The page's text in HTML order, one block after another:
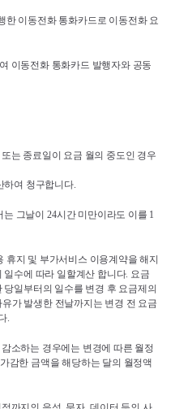
한 이동전화 통화카드로 이동전화 요
이동전화 통화카드 발행자와 공동
는 종료일이 요금 월의 중도인 경우
하여 청구합니다.
그날이 24시간 미만이라도 이를 1
휴지 및 부가서비스 이용계약을 해지
일수에 따라 일할계산 합니다. 요금
일부터의 일수를 변경 후 요금제의
유가 발생한 전날까지는 변경 전 요금
.
소하는 경우에는 변경에 따른 월정
감한 금액을 해당하는 달의 월정액